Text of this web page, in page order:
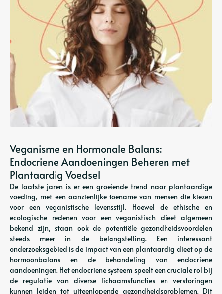
Veganisme en Hormonale Balans:
Endocriene Aandoeningen Beheren met
Plantaardig Voedsel
De laatste jaren is er een groeiende trend naar plantaardige
voeding, met een aanzienlijke toename van mensen die kiezen
voor een veganistische levensstijl. Hoewel de ethische en
ecologische redenen voor een veganistisch dieet algemeen
bekend zijn, staan ​​ook de potentiële gezondheidsvoordelen
steeds meer in de belangstelling. Een interessant
onderzoeksgebied is de impact van een plantaardig dieet op de
hormoonbalans en de behandeling van endocriene
aandoeningen. Het endocriene systeem speelt een cruciale rol bij
de regulatie van diverse lichaamsfuncties en verstoringen
kunnen leiden tot uiteenlopende gezondheidsproblemen. Dit